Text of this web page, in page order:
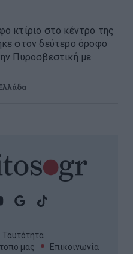
κτίριο στο κέντρο της
στον δεύτερο όροφο
Πυροσβεστική με
Ταυτότητα
μας
Επικοινωνία